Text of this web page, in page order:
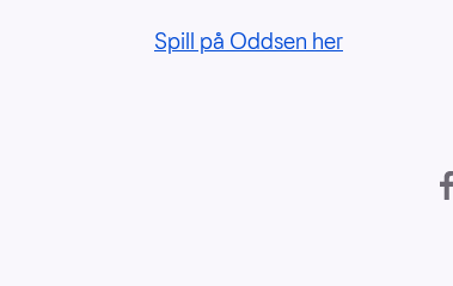
Spill på Oddsen her